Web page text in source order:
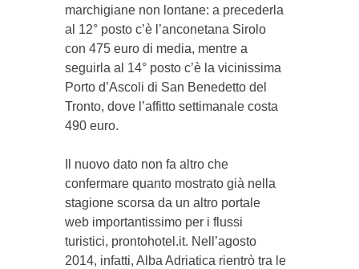
marchigiane non lontane: a precederla
al 12° po­sto c’è l’anconetana Si­rolo
con 475 euro di media, mentre a
seguirla al 14° po­sto c’è la vicinissima
Por­to d’A­scoli di San Be­ne­detto del
Tronto, dove l’af­fitto settimanale costa
490 euro.
Il nuovo dato non fa altro che
confermare qu­anto mostrato già nella
stagione scorsa da un altro portale
web im­portantissimo per i flussi
turistici, prontohotel.it. Nel­l’agosto
2014, infatti, Alba Adriati­ca rientrò tra le